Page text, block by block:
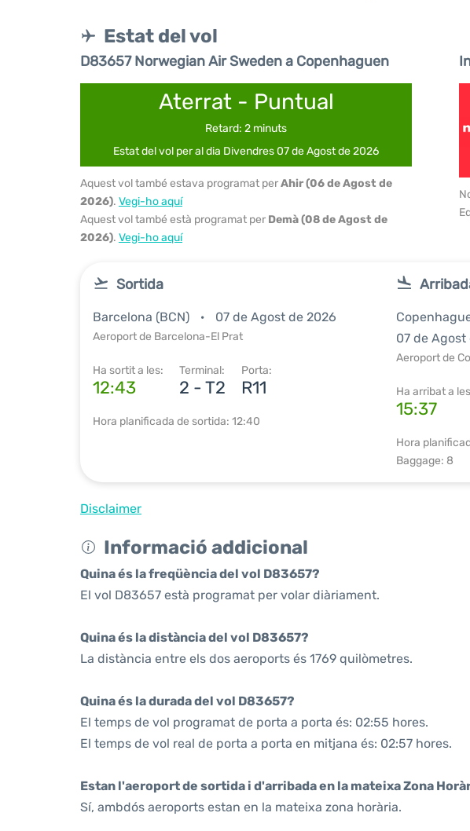
Estat del vol
D83657 Norwegian Air Sweden a Copenhaguen
Aterrat - Puntual
Retard: 2 minuts
Estat del vol per al dia Divendres 07 de Agost de 2026
Aquest vol també estava programat perAhir (06 de Agost de
2026). Vegi-ho aquí
Aquest vol també està programat per Demà (08 de Agost de
2026). Vegi-ho aquí
Sortida
Barcelona (BCN) 07 de Agost de 2026
Aeroport de Barcelona-El Prat
Ha sortit a les:
12:43
Terminal:
2 - T2
Porta:
R11
Hora planificada de sortida: 12:40
07 de Agost
Aeroport de
Ha arribat a
15:37
Hora
Baggage: 8
Disclaimer
Informació addicional
Quina és la freqüència del vol D83657?
El vol D83657 està programat per volar diàriament.
Quina és la distància del vol D83657?
La distància entre els dos aeroports és 1769 quilòmetres.
Quina és la durada del vol D83657?
El temps de vol programat de porta a porta és: 02:55 hores.
El temps de vol real de porta a porta en mitjana és: 02:57 hores.
Estan l'aeroport de sortida i d'arribada en la mateixa Zona
Sí, ambdós aeroports estan en la mateixa zona horària.